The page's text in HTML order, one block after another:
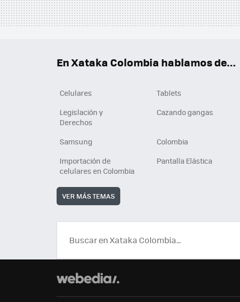
En Xataka Colombia hablamos de...
Celulares Tablets
Legislación y
Derechos
Cazando gangas
Samsung Colombia
Importación de
celulares en Colombia
Pantalla Elástica
VER MÁS TEMAS